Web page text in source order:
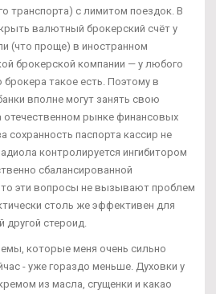
транспорта) с лимитом поездок. В
валютный брокерский счёт у
(что проще) в иностранном
брокерской компании — у любого
брокера такое есть. Поэтому в
вполне могут занять свою
рынке финансовых
сохранность паспорта кассир не
контролируется ингибитором
сбалансированной
то эти вопросы не вызывают проблем
столь же эффективен для
стероид.
которые меня очень сильно
- уже гораздо меньше. Духовки у
из масла, сгущенки и какао